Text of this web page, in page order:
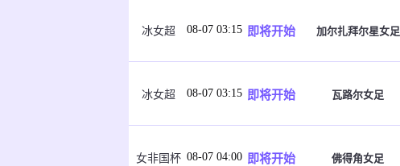
冰女超 08-07 03:15 即将开始 加尔扎拜尔星女足
冰女超 08-07 03:15 即将开始 瓦路尔女足
女非国杯 08-07 04:00 即将开始 佛得角女足